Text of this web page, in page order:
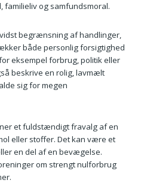
familieliv og samfundsmoral.
begrænsning af handlinger,
både personlig forsigtighed
eksempel forbrug, politik eller
beskrive en rolig, lavmælt
sig for megen
et fuldstændigt fravalg af en
eller stoffer. Det kan være et
en del af en bevægelse.
om strengt nulforbrug